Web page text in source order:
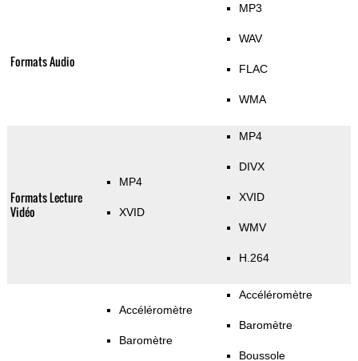
Formats Audio
MP3
WAV
FLAC
WMA
Formats Lecture
Vidéo
MP4
XVID
MP4
DIVX
XVID
WMV
H.264
Accéléromètre
Baromètre
Accéléromètre
Baromètre
Boussole